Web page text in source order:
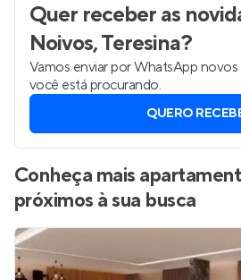
Quer receber as
Noivos, Teresina?
Vamos enviar por WhatsApp
você está procurando.
QUERO
Conheça mais
próximos à sua busca